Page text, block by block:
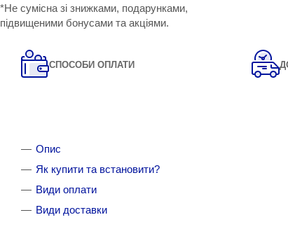
*Не сумісна зі знижками, подарунками,
підвищеними бонусами та акціями.
СПОСОБИ ОПЛАТИ
Опис
Як купити та встановити?
Види оплати
Види доставки